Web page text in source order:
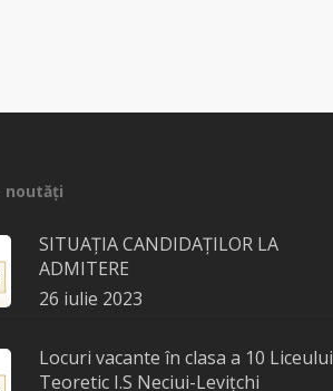
noutăți
SITUAȚIA CANDIDAȚILOR LA
ADMITERE
26 iulie 2023
Locuri vacante în clasa a 10 Liceului
Teoretic I.S Neciui-Levițchi